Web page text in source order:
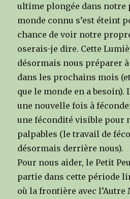
ultime plongée dans notre
monde connu s’est éteint
chance de voir notre
oserais-je dire. Cette
désormais nous préparer
dans les prochains mois
que le monde en a besoin).
une nouvelle fois à
une fécondité visible
palpables (le travail de
désormais derrière nous).
Pour nous aider, le Petit
partie dans cette période
où la frontière avec l’Autre